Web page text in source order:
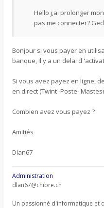
Hello j,ai prolonger
pas me connecter?
Bonjour si vous payer en
banque, Il y a un delai d
Si vous avez payez en ligne,
en direct (Twint -Poste-
Combien avez vous payez ?
Amitiés
Dlan67
Administration
dlan67@chibre.ch
Un passionné d'informatique et